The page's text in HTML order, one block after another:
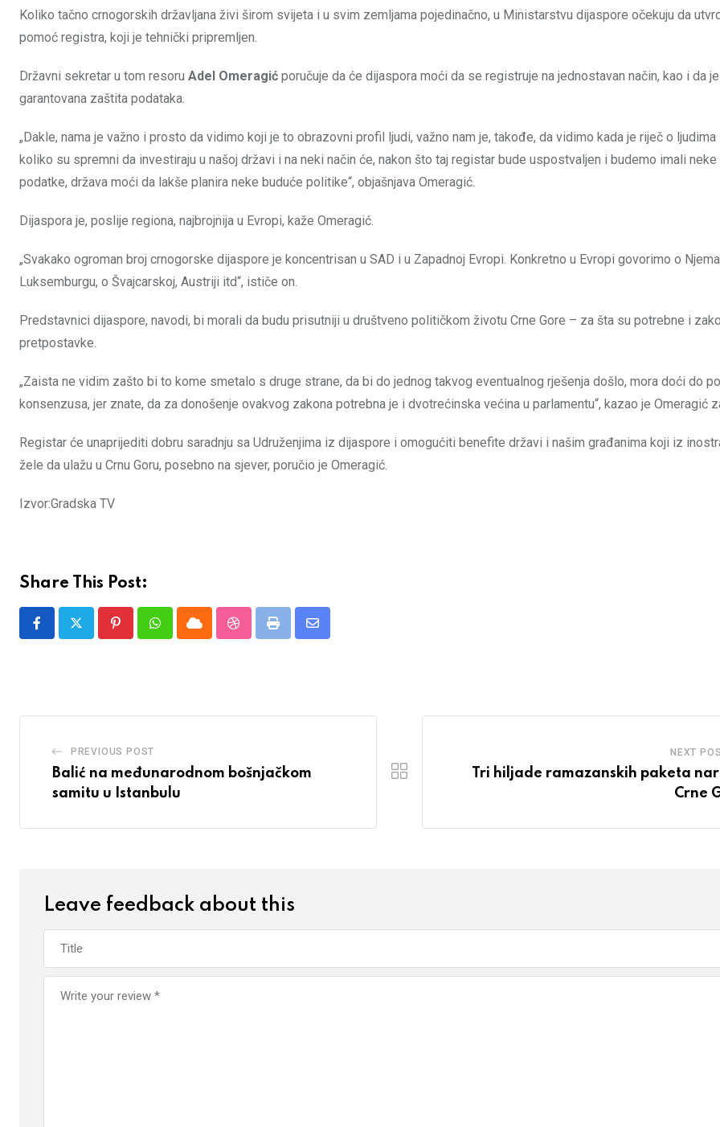
Koliko tačno crnogorskih državljana živi širom svijeta i u svim zemljama pojedinačno, u Ministarstvu dijaspore očekuju da
pomoć registra, koji je tehnički pripremljen.
Državni sekretar u tom resoru Adel Omeragić poručuje da će dijaspora moći da se registruje na jednostavan način, kao i da je
garantovana zaštita podataka.
„Dakle, nama je važno i prosto da vidimo koji je to obrazovni profil ljudi, važno nam je, takođe, da vidimo kada je riječ o
koliko su spremni da investiraju u našoj državi i na neki način će, nakon što taj registar bude uspostvaljen i budemo imali neke
podatke, država moći da lakše planira neke buduće politike“, objašnjava Omeragić.
Dijaspora je, poslije regiona, najbrojnija u Evropi, kaže Omeragić.
„Svakako ogroman broj crnogorske dijaspore je koncentrisan u SAD i u Zapadnoj Evropi. Konkretno u Evropi govorimo o
Luksemburgu, o Švajcarskoj, Austriji itd“, ističe on.
Predstavnici dijaspore, navodi, bi morali da budu prisutniji u društveno političkom životu Crne Gore – za šta su potrebne i
pretpostavke.
„Zaista ne vidim zašto bi to kome smetalo s druge strane, da bi do jednog takvog eventualnog rješenja došlo, mora doći do
konsenzusa, jer znate, da za donošenje ovakvog zakona potrebna je i dvotrećinska većina u parlamentu“, kazao je Omeragić
Registar će unaprijediti dobru saradnju sa Udruženjima iz dijaspore i omogućiti benefite državi i našim građanima koji iz
žele da ulažu u Crnu Goru, posebno na sjever, poručio je Omeragić.
Izvor:Gradska TV
Share This Post:
PinterestWhatsappCloud StumbleUpon
Print
Share
PREVIOUS POST
Balić na međunarodnom bošnjačkom
samitu u Istanbulu
NEXT
Tri hiljade ramazanskih paketa
Crne
Leave feedback about this